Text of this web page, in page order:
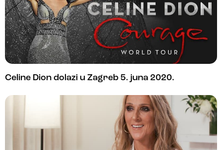
Celine Dion dolazi u Zagreb 5. juna 2020.